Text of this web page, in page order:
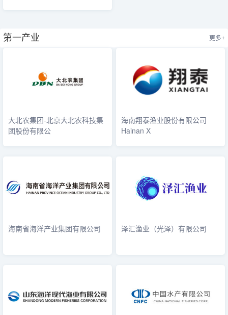
第一产业 更多+
大北农集团-北京大北农科技集
团股份有限公
海南翔泰渔业股份有限公司
Hainan X
海南省海洋产业集团有限公司 泽汇渔业（光泽）有限公司